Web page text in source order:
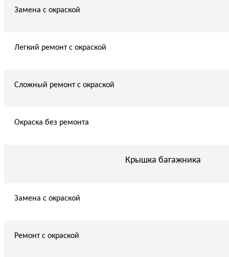
Замена с окраской
Легкий ремонт с окраской
Сложный ремонт с окраской
Окраска без ремонта
Крышка багажника
Замена с окраской
Ремонт с окраской